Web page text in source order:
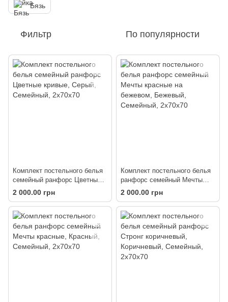
Бязь
Фильтр По популярности
Комплект постельного белья
семейный ранфорс Цветные
кривые
2 000.00 грн
Комплект постельного белья
ранфорс семейный Мечты
красные на бежевом
2 000.00 грн